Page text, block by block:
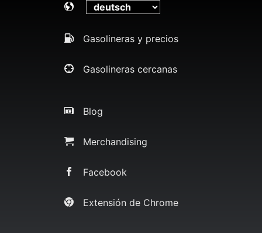
Gasolineras y precios
Gasolineras cercanas
Blog
Merchandising
Facebook
Extensión de Chrome